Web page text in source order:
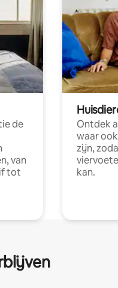
de
van
tot
Ontdek
waar
zijn,
kan.